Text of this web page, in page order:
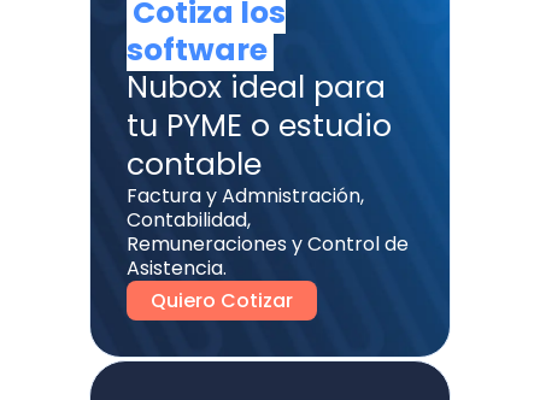
Cotiza los
software
Nubox ideal para
tu PYME o estudio
contable
Factura y Admnistración,
Contabilidad,
Remuneraciones y Control de
Asistencia.
Quiero Cotizar